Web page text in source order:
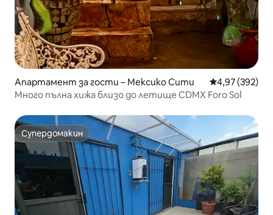
Апартамент за гости – Мексико Сити Средна
4,97 (392)
Много пълна хижа близо до летище CDMX Foro Sol
Супердомакин
Супердомакин